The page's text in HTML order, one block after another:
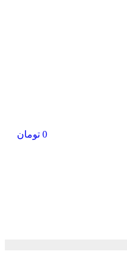
0 تومان